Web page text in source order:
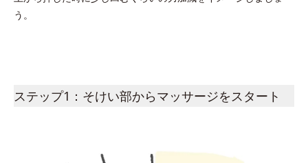
う。
ステップ1：そけい部からマッサージをスタート